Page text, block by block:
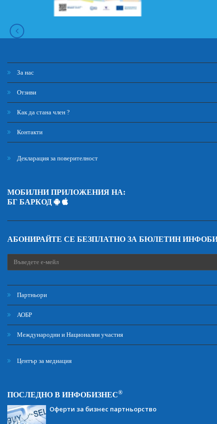
За нас
Отзиви
Как да стана член ?
Контакти
Декларация за поверителност
МОБИЛНИ ПРИЛОЖЕНИЯ НА:
БГ БАРКОД
АБОНИРАЙТЕ СЕ БЕЗПЛАТНО ЗА БЮЛЕТИН
Партньори
АОБР
Международни и Национални участия
Център за медиация
ПОСЛЕДНО В ИНФОБИЗНЕС®
Оферти за бизнес партньорство